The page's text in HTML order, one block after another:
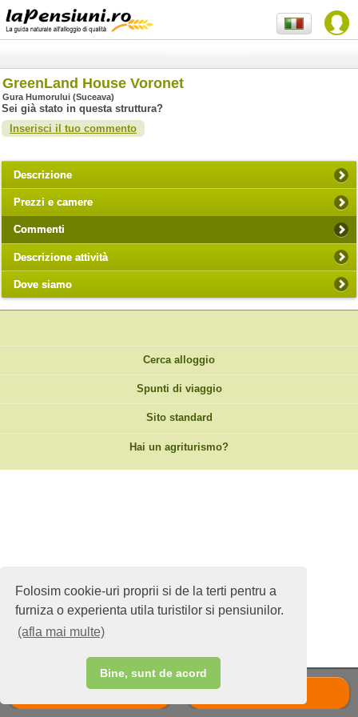
Folosim cookie-uri proprii si de la terti pentru a
furniza o experienta utila turistilor si pensiunilor.
(afla mai multe)
Bine, sunt de acord
GreenLand House Voronet
Gura Humorului (Suceava)
Chiama
Sei già stato in questa struttura?
Inserisci il tuo commento
Descrizione
Prezzi e camere
Commenti
Descrizione attività
Dove siamo
Cerca alloggio
Spunti di viaggio
Sito standard
Hai un agriturismo?